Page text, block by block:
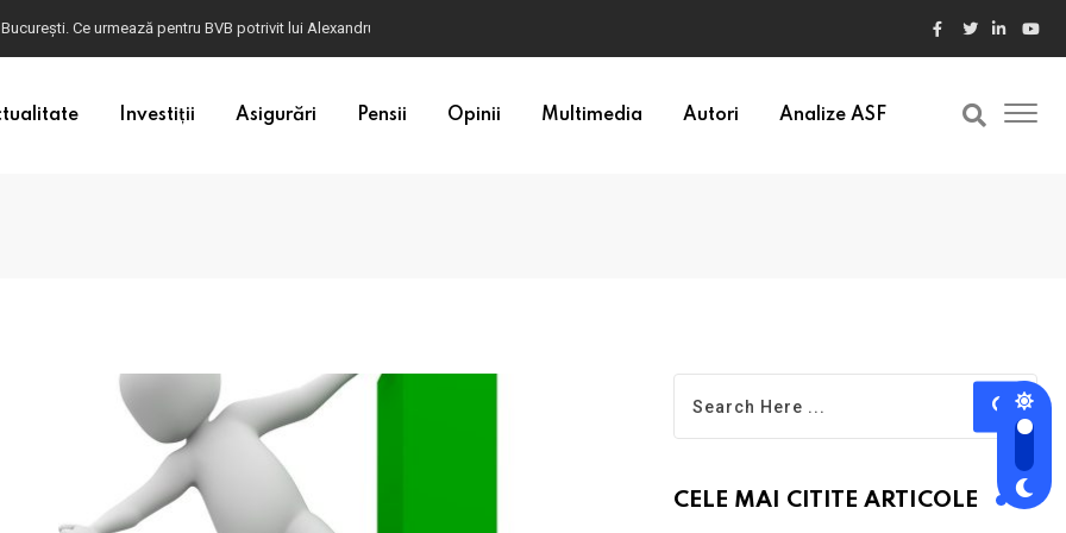
Ce urmează pentru BVB potrivit lui Alexandru Petrescu
Investiții Asigurări Pensii Opinii Multimedia Autori Analize ASF
CELE MAI CITITE ARTICOLE